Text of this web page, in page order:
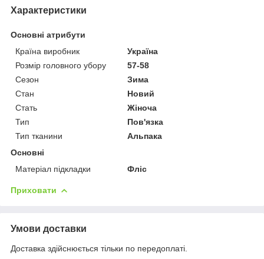
Характеристики
Основні атрибути
Країна виробник
Україна
Розмір головного убору
57-58
Сезон
Зима
Стан
Новий
Стать
Жіноча
Тип
Пов'язка
Тип тканини
Альпака
Основні
Матеріал підкладки
Фліс
Приховати
Умови доставки
Доставка здійснюється тільки по передоплаті.